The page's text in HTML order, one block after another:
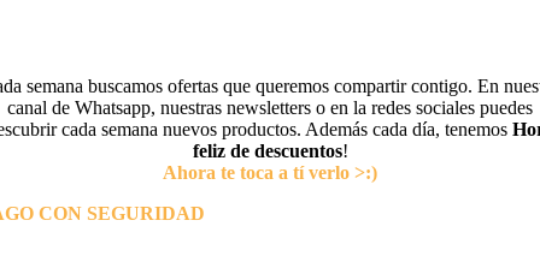
semana buscamos ofertas que queremos compartir contigo. En
canal de Whatsapp, nuestras newsletters o en la redes sociales puedes
cada semana nuevos productos. Además cada día, tenemos
feliz de descuentos!
Ahora te toca a tí verlo >:)
CON SEGURIDAD